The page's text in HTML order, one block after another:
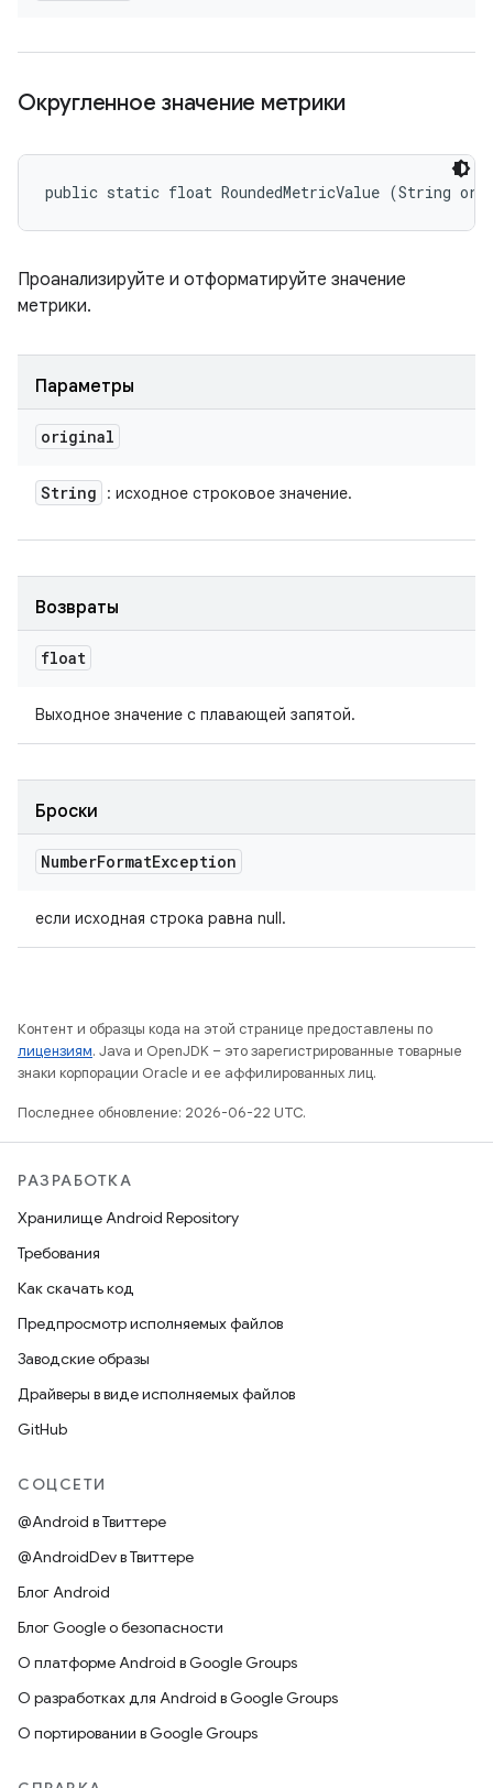
Округленное значение метрики
public static float RoundedMetricValue (String
Проанализируйте и отформатируйте значение
метрики.
Параметры
original
String : исходное строковое значение.
Возвраты
float
Выходное значение с плавающей запятой.
Броски
NumberFormatException
если исходная строка равна null.
Контент и образцы кода на этой странице предоставлены по
лицензиям. Java и OpenJDK – это зарегистрированные товарные
знаки корпорации Oracle и ее аффилированных лиц.
Последнее обновление: 2026-06-22 UTC.
РАЗРАБОТКА
Хранилище Android Repository
Требования
Как скачать код
Предпросмотр исполняемых файлов
Заводские образы
Драйверы в виде исполняемых файлов
GitHub
СОЦСЕТИ
@Android в Твиттере
@AndroidDev в Твиттере
Блог Android
Блог Google о безопасности
О платформе Android в Google Groups
О разработках для Android в Google Groups
О портировании в Google Groups